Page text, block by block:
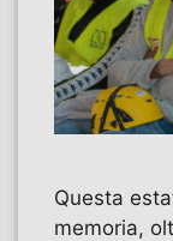
Questa
memoria,